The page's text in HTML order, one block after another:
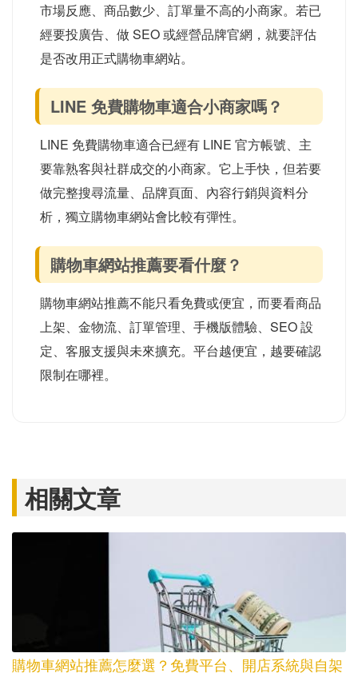
市場反應、商品數少、訂單量不高的小商家。若已
經要投廣告、做 SEO 或經營品牌官網，就要評估
是否改用正式購物車網站。
LINE 免費購物車適合小商家嗎？
LINE 免費購物車適合已經有 LINE 官方帳號、主
要靠熟客與社群成交的小商家。它上手快，但若要
做完整搜尋流量、品牌頁面、內容行銷與資料分
析，獨立購物車網站會比較有彈性。
購物車網站推薦要看什麼？
購物車網站推薦不能只看免費或便宜，而要看商品
上架、金物流、訂單管理、手機版體驗、SEO 設
定、客服支援與未來擴充。平台越便宜，越要確認
限制在哪裡。
相關文章
購物車網站推薦怎麼選？免費平台、開店系統與自架